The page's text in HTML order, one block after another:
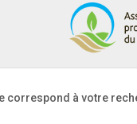
correspond à votre